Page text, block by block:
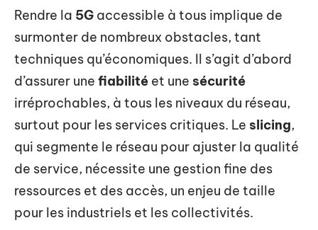
Rendre la 5G accessible à tous implique de
surmonter de nombreux obstacles, tant
techniques qu’économiques. Il s’agit d’abord
d’assurer une fiabilité et une sécurité
irréprochables, à tous les niveaux du réseau,
surtout pour les services critiques. Le slicing,
qui segmente le réseau pour ajuster la qualité
de service, nécessite une gestion fine des
ressources et des accès, un enjeu de taille
pour les industriels et les collectivités.